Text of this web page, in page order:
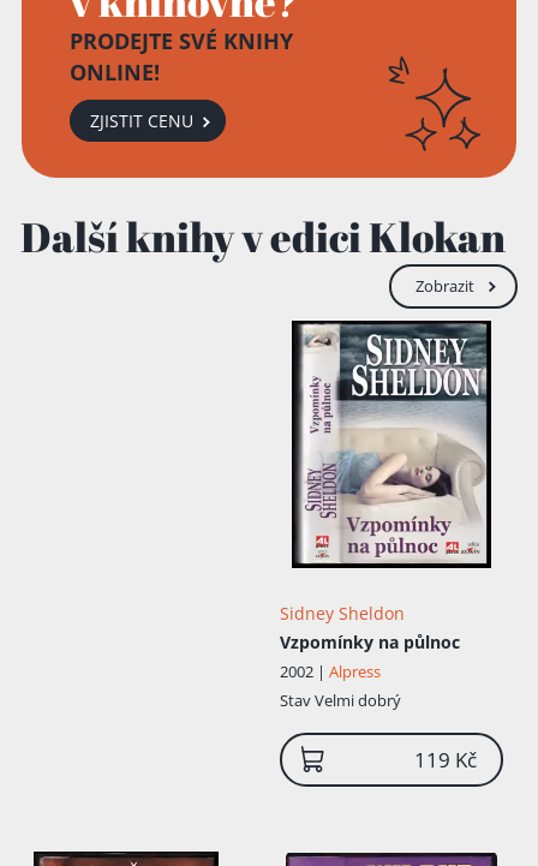
PRODEJTE SVÉ KNIHY
ONLINE!
ZJISTIT CENU
Další knihy v edici Klokan
Zobrazit
Sidney Sheldon
Vzpomínky na půlnoc
2002 | Alpress
StavVelmi dobrý
119 Kč
Přidáno do košíku!